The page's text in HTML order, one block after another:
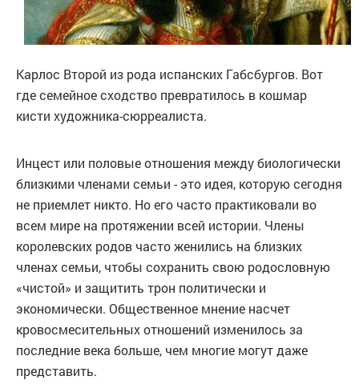
Карлос Второй из рода испанских Габсбургов. Вот
где семейное сходство превратилось в кошмар
кисти художника-сюрреалиста.
Инцест или половые отношения между биологически
близкими членами семьи - это идея, которую сегодня
не приемлет никто. Но его часто практиковали во
всем мире на протяжении всей истории. Члены
королевских родов часто женились на близких
членах семьи, чтобы сохранить свою родословную
«чистой» и защитить трон политически и
экономически. Общественное мнение насчет
кровосмесительных отношений изменилось за
последние века больше, чем многие могут даже
представить.